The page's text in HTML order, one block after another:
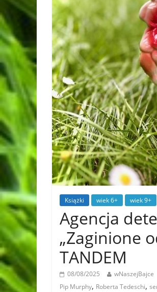
Książki wiek 6+ wiek 9+
Agencja
„Zaginione
TANDEM
08/08/2025 wNaszejBajce
Pip Murphy, Roberta Tedeschi,